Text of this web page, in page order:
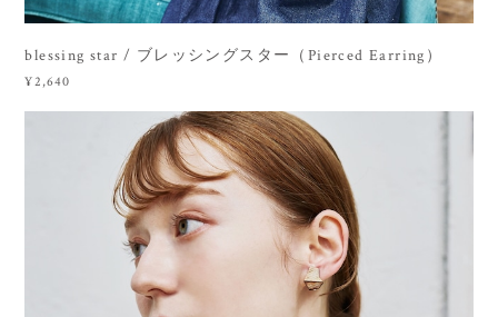
blessing star / ブレッシングスター（Pierced Earring）
¥2,640